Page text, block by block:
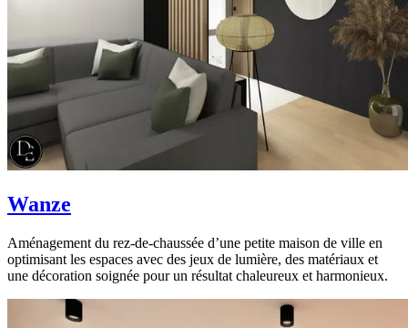
Wanze
Aménagement du rez-de-chaussée d’une petite maison de ville en
optimisant les espaces avec des jeux de lumière, des matériaux et
une décoration soignée pour un résultat chaleureux et harmonieux.